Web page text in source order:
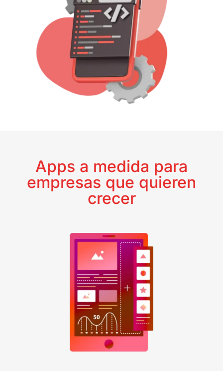
Apps a medida para
empresas que quieren
crecer